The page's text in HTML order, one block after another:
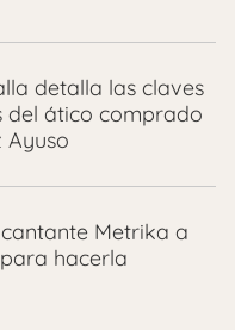
detalla las claves
del ático comprado
Ayuso
Metrika a
hacerla